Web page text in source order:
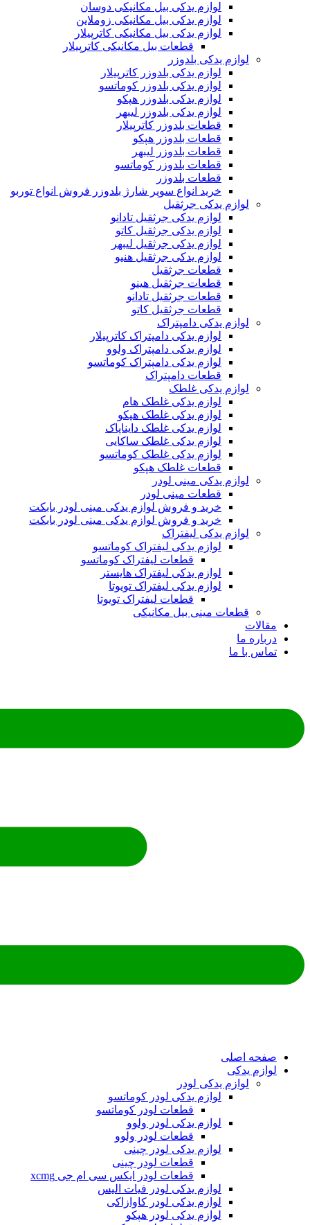
لوازم یدکی بیل مکانیکی دوسان
لوازم یدکی بیل مکانیکی زوملاین
لوازم یدکی بیل مکانیکی کاترپیلار
قطعات بیل مکانیکی کاترپیلار
لوازم یدکی بلدوزر
لوازم یدکی بلدوزر کاترپیلار
لوازم یدکی بلدوزر کوماتسو
لوازم یدکی بلدوزر هپکو
لوازم یدکی بلدوزر لیبهر
قطعات بلدوزر کاترپیلار
قطعات بلدوزر هپکو
قطعات بلدوزر لیبهر
قطعات بلدوزر کوماتسو
قطعات بلدوزر
خرید انواع سوپر شارژ بلدوزر فروش انواع توربو
لوازم یدکی جرثقیل
لوازم یدکی جرثقیل تادانو
لوازم یدکی جرثقیل کاتو
لوازم یدکی جرثقیل لیبهر
لوازم یدکی جرثقیل هنیو
قطعات جرثقیل
قطعات جرثقیل هینو
قطعات جرثقیل تادانو
قطعات جرثقیل کاتو
لوازم یدکی دامپتراک
لوازم یدکی دامپتراک کاترپیلار
لوازم یدکی دامپتراک ولوو
لوازم یدکی دامپتراک کوماتسو
قطعات دامپتراک
لوازم یدکی غلطک
لوازم یدکی غلطک هام
لوازم یدکی غلطک هپکو
لوازم یدکی غلطک دایناپاک
لوازم یدکی غلطک ساکایی
لوازم یدکی غلطک کوماتسو
قطعات غلطک هپکو
لوازم یدکی مینی لودر
قطعات مینی لودر
خرید و فروش لوازم یدکی مینی لودر بابکت
خرید و فروش لوازم یدکی مینی لودر بابکت
لوازم یدکی لیفتراک
لوازم یدکی لیفتراک کوماتسو
قطعات لیفتراک کوماتسو
لوازم یدکی لیفتراک هایستر
لوازم یدکی لیفتراک تویوتا
قطعات لیفتراک تویوتا
قطعات مینی بیل مکانیکی
ما
با ما
اصلی
یدکی
لوازم یدکی لودر
لوازم یدکی لودر کوماتسو
قطعات لودر کوماتسو
لوازم یدکی لودر ولوو
قطعات لودر ولوو
لوازم یدکی لودر چینی
قطعات لودر چینی
قطعات لودر ایکس سی ام جی xcmg
لوازم یدکی لودر فیات الیس
لوازم یدکی لودر کاوازاکی
لوازم یدکی لودر هپکو